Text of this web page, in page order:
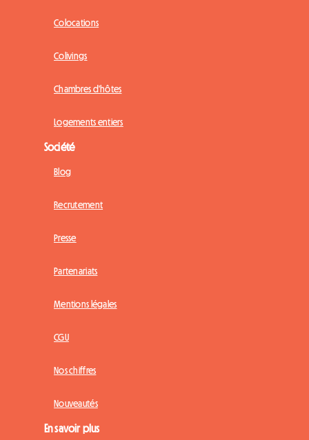
Colocations
Colivings
Chambres d'hôtes
Logements entiers
Société
Blog
Recrutement
Presse
Partenariats
Mentions légales
CGU
Nos chiffres
Nouveautés
En savoir plus